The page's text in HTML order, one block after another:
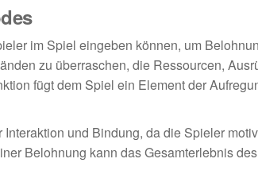
im Spiel eingeben können, um
zu überraschen, die Ressourcen,
fügt dem Spiel ein Element der
und Bindung, da die Spieler
Belohnung kann das Gesamterlebnis